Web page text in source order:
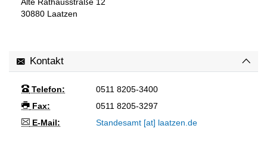
Alte Rathausstraße 12
30880 Laatzen
Kontakt
Telefon:
0511 8205-3400
Fax:
0511 8205-3297
E-Mail:
Standesamt [at] laatzen.de